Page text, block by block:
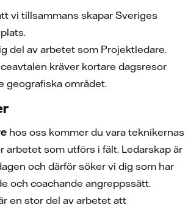
vi tillsammans skapar Sveriges
del av arbetet som Projektledare.
kräver kortare dagsresor
geografiska området.
hos oss kommer du vara teknikernas
arbetet som utförs i fält. Ledarskap är
och därför söker vi dig som har
och coachande angreppssätt.
en stor del av arbetet att